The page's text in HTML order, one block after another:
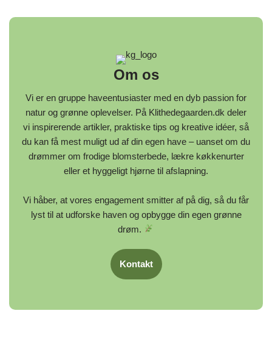
Om os
Vi er en gruppe haveentusiaster med en dyb passion for
natur og grønne oplevelser. På Klithedegaarden.dk deler
vi inspirerende artikler, praktiske tips og kreative idéer, så
du kan få mest muligt ud af din egen have – uanset om du
drømmer om frodige blomsterbede, lækre køkkenurter
eller et hyggeligt hjørne til afslapning.
Vi håber, at vores engagement smitter af på dig, så du får
lyst til at udforske haven og opbygge din egen grønne
drøm.
Kontakt